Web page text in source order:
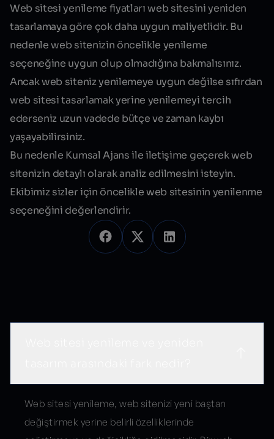
Web sitesi yenileme fiyatları web sitesini yeniden
tasarlamaya göre çok daha uygun maliyetlidir. Bu
nedenle web sitenizin öncelikle yenileme
seçeneğine uygun olup olmadığına bakmalısınız.
Ancak web siteniz yenilemeye uygun değilse sıfırdan
web sitesi tasarlamak yerine yenilemeyi tercih
ederseniz uzun vadede bütçe ve zaman kaybı
yaşayabilirsiniz.
Bu nedenle Kumsal Ajans ile iletişime geçerek web
sitenizin detaylı olarak analiz edilmesini isteyin.
Ekibimiz sizler için öncelikle web sitesinin yenilenme
seçeneğini değerlendirir.
Web sitesi yenileme, web sitenizi yeni baştan
değiştirmek yerine belirli özelliklerinde